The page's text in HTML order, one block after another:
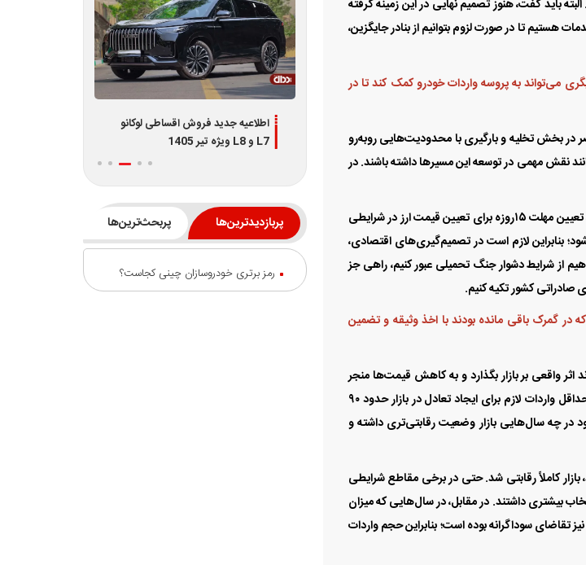
باید گفت، هنوز تصمیم نهایی در این زمینه گرفته
تا در صورت لزوم بتوانیم از بنادر جایگزین،
می‌تواند به پروسه واردات خودرو کمک کند تا در
در بخش تخلیه و بارگیری با محدودیت‌هایی روبه‌رو
نقش مهمی در توسعه این مسیر‌ها داشته باشند. در
در کنار این موضوع، برخی تصمیمات نیز باید با توجه به شرایط روز اتخاذ شود. به عنوان مثال، تعیین مهلت ۱۵‌روزه برای تعیین قیمت ارز در شرایطی
بنابراین لازم است در تصمیم‌گیری‌های اقتصادی،
از شرایط دشوار جنگ تحمیلی عبور کنیم، راهی جز
کشور تکیه کنیم.
گمرک باقی مانده بودند با اخذ وثیقه و تضمین
اثر واقعی بر بازار بگذارد و به کاهش قیمت‌ها منجر
شود، حجم واردات باید از سطح فعلی بیشتر باشد. تجربه سال‌های گذشته نشان می‌دهد، حداقل واردات لازم برای ایجاد تعادل در بازار حدود ۹۰
کنید، به‌روشنی دیده می‌شود در چه سال‌هایی بازار وضعیت رقابتی‌تری داشته و
میزان واردات به حدود ۱۰۰ تا ۱۱۰ هزار دستگاه رسید، بازار کاملاً رقابتی شد. حتی در برخی مقاطع شرایطی
بیشتری داشتند. در مقابل، در سال‌هایی که میزان
تقاضای سوداگرانه بوده است؛ بنابراین حجم واردات
درایو اعلام شد
اطلاعیه جدید فروش اقساطی لوکانو
شرایط جدید فروش نیسان
پربازدیدترین‌ها پربحث‌ترین‌ها
رمز برتری خودروسازان چینی کجاست؟